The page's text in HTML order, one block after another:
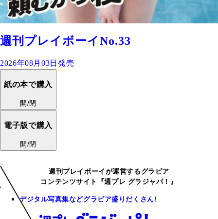
週刊プレイボーイNo.33
2026年08月03日発売
紙の本で購入
開/閉
電子版で購入
開/閉
週刊プレイボーイが運営するグラビア
コンテンツサイト『週プレ グラジャパ！』
デジタル写真集などグラビア盛りだくさん!